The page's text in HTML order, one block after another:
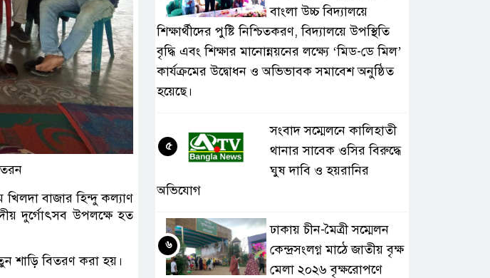
খিলদা বাজার হিন্দু কল্যাণ
দুর্গোৎসব উপলক্ষে হত
শাড়ি বিতরণ করা হয়।
বাংলা উচ্চ বিদ্যালয়ে
শিক্ষার্থীদের পুষ্টি নিশ্চিতকরণ, বিদ্যালয়ে উপস্থিতি
বৃদ্ধি এবং শিক্ষার মানোন্নয়নের লক্ষ্যে ‘মিড-ডে মিল’
কার্যক্রমের উদ্বোধন ও অভিভাবক সমাবেশ অনুষ্ঠিত
হয়েছে।
সংবাদ সম্মেলনে কালিহাতী
থানার সাবেক ওসির বিরুদ্ধে
ঘুষ দাবি ও হয়রানির
অভিযোগ
৫
ঢাকায় চীন-মৈত্রী সম্মেলন
কেন্দ্রসংলগ্ন মাঠে জাতীয় বৃক্ষ
মেলা ২০২৬ বৃক্ষরোপণে
৬